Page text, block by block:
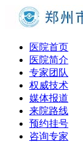
医院首页
医院简介
专家团队
权威技术
媒体报道
来院路线
预约挂号
咨询专家